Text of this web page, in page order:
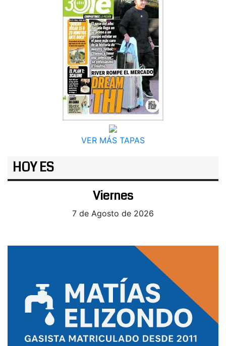
VER MÁS TAPAS
HOY ES
Viernes
7 de Agosto de 2026